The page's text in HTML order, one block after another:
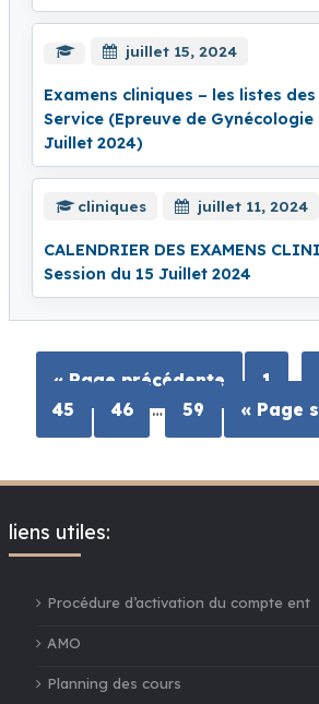
juillet 15, 2024
Examens cliniques – les listes
Service (Epreuve de Gynécologie
Juillet 2024)
cliniques juillet 11, 2024
CALENDRIER DES EXAMENS
Session du 15 Juillet 2024
« Page précédente 1 …
45
46 … 59 « Page
liens utiles:
Procédure d’activation du compte ent
AMO
Planning des cours